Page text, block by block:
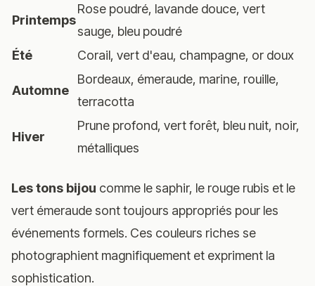
Printemps
Rose poudré, lavande douce, vert
sauge, bleu poudré
Été
Corail, vert d'eau, champagne, or doux
Automne
Bordeaux, émeraude, marine, rouille,
terracotta
Hiver
Prune profond, vert forêt, bleu nuit, noir,
métalliques
Les tons bijou comme le saphir, le rouge rubis et le
vert émeraude sont toujours appropriés pour les
événements formels. Ces couleurs riches se
photographient magnifiquement et expriment la
sophistication.